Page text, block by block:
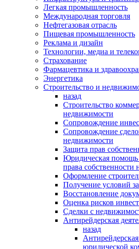
Легкая промышленность
Международная торговля
Нефтегазовая отрасль
Пищевая промышленность
Реклама и дизайн
Технологии, медиа и
Страхование
Фармацевтика и
Энергетика
Строительство и
назад
Строительство
недвижимости
Сопровождение
Сопровождение
недвижимости
Защита прав
Юридическая помощь
права собственности
Оформление
Получение условий
Восстановление
Оценка рисков
Сделки с
Антирейдерская
назад
юридической